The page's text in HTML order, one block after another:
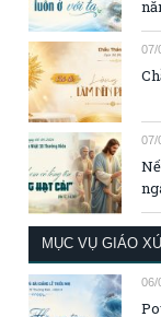
07/
07/
MỤC VỤ GIÁO
06/